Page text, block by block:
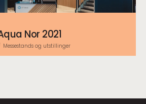
Nor 2021
Messestands og utstillinger